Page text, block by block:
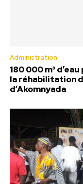
Administration
180 000 m³
la réhabilitation
d’Akomnyada